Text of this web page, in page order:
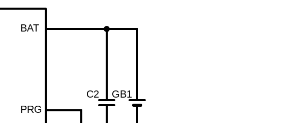
BAT
PRG
C2 GB1